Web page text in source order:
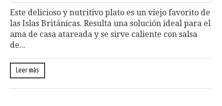
Este delicioso y nutritivo plato es un viejo favorito de
las Islas Británicas. Resulta una solución ideal para el
ama de casa atareada y se sirve caliente con salsa
de...
Leer más